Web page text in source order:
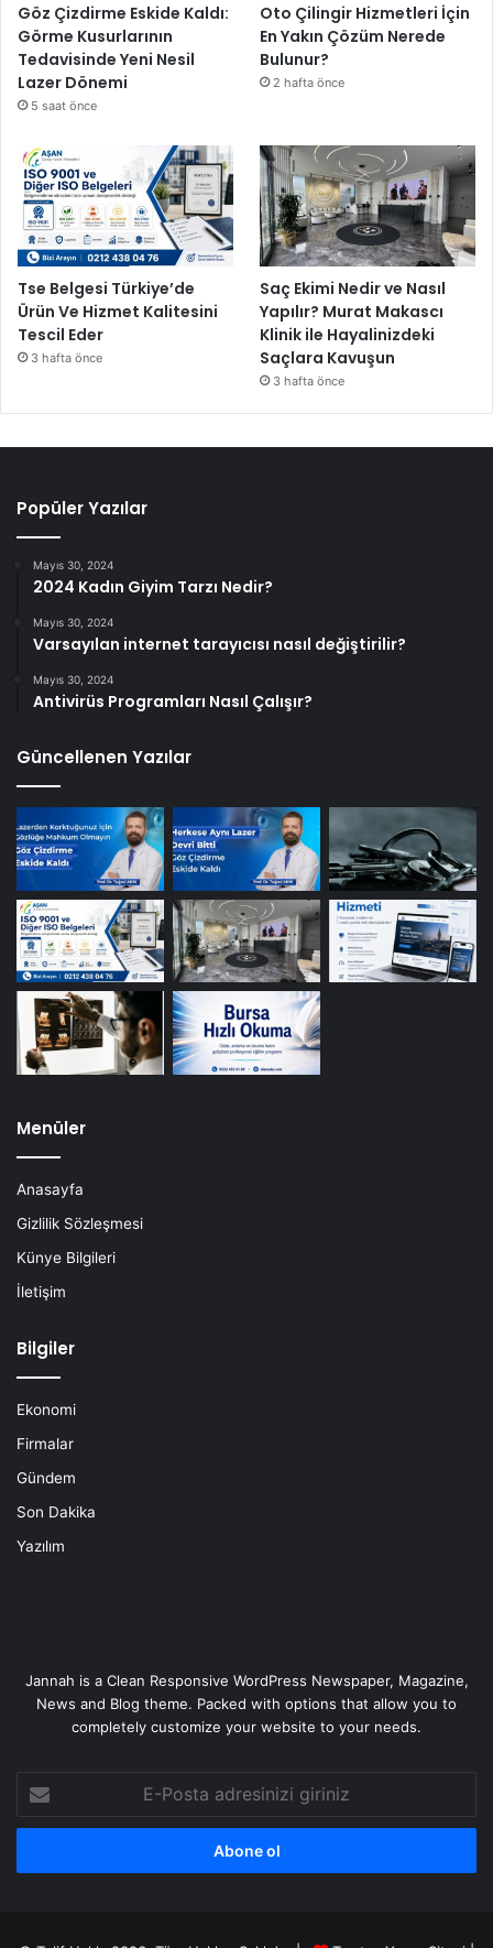
Göz Çizdirme Eskide Kaldı:
Görme Kusurlarının
Tedavisinde Yeni Nesil
Lazer Dönemi
5 saat önce
Oto Çilingir Hizmetleri İçin
En Yakın Çözüm Nerede
Bulunur?
2 hafta önce
Tse Belgesi Türkiye’de
Ürün Ve Hizmet Kalitesini
Tescil Eder
3 hafta önce
Saç Ekimi Nedir ve Nasıl
Yapılır? Murat Makascı
Klinik ile Hayalinizdeki
Saçlara Kavuşun
3 hafta önce
Popüler Yazılar
Mayıs 30, 2024
2024 Kadın Giyim Tarzı Nedir?
Mayıs 30, 2024
Varsayılan internet tarayıcısı nasıl değiştirilir?
Mayıs 30, 2024
Antivirüs Programları Nasıl Çalışır?
Güncellenen Yazılar
Menüler
Anasayfa
Gizlilik Sözleşmesi
Künye Bilgileri
İletişim
Bilgiler
Ekonomi
Firmalar
Gündem
Son Dakika
Yazılım
Jannah is a Clean Responsive WordPress Newspaper, Magazine,
News and Blog theme. Packed with options that allow you to
completely customize your website to your needs.
Posta
adresinizi